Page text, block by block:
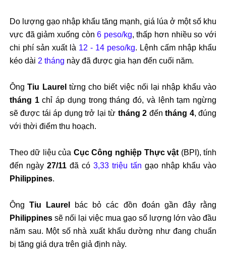
Do lượng gạo nhập khẩu tăng mạnh, giá lúa ở một số khu
vực đã giảm xuống còn6 peso/kg, thấp hơn nhiều so với
chi phí sản xuất là 12 - 14 peso/kg. Lệnh cấm nhập khẩu
kéo dài 2 tháng này đã được gia hạn đến cuối năm.
ÔngTiu Laurel từng cho biết việc nối lại nhập khẩu vào
tháng 1chỉ áp dụng trong tháng đó, và lệnh tạm ngừng
sẽ được tái áp dụng trở lại từ tháng 2 đếntháng 4, đúng
với thời điểm thu hoạch.
Theo dữ liệu của Cục Công nghiệp Thực vật (BPI), tính
đến ngày 27/11đã có 3,33 triệu tấn gạo nhập khẩu vào
Philippines.
ÔngTiu Laurel
bác bỏ các đồn đoán gần đây rằng
Philippinessẽ nối lại việc mua gạo số lượng lớn vào đầu
năm sau. Một số nhà xuất khẩu dường như đang chuẩn
bị tăng giá dựa trên giả định này.